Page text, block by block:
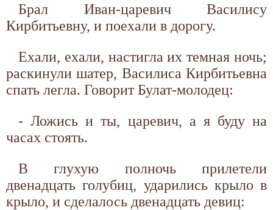
Брал Иван-царевич Василису
Кирбитьевну, и поехали в дорогу.
Ехали, ехали, настигла их темная ночь;
раскинули шатер, Василиса Кирбитьевна
спать легла. Говорит Булат-молодец:
- Ложись и ты, царевич, а я буду на
часах стоять.
В глухую полночь прилетели
двенадцать голубиц, ударились крыло в
крыло, и сделалось двенадцать девиц: